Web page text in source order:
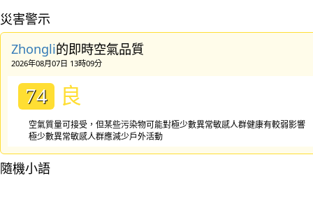
災害警示
Zhongli的即時空氣品質
2026年08月07日 13時09分
74 良
空氣質量可接受，但某些污染物可能對極少數異常敏感人群健康有較弱影響
極少數異常敏感人群應減少戶外活動
隨機小語